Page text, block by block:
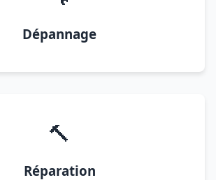
Dépannage
🔨
Réparation